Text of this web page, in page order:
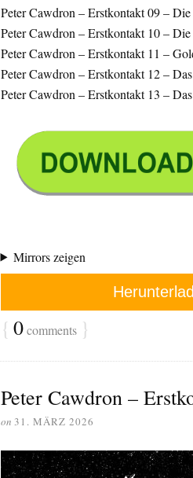
Peter Cawdron – Erstkontakt 09 –
Peter Cawdron – Erstkontakt 10 –
Peter Cawdron – Erstkontakt 11 –
Peter Cawdron – Erstkontakt 12 –
Peter Cawdron – Erstkontakt 13 –
Mirrors zeigen
{ 0comments }
Peter Cawdron –
on 31. MÄRZ 2026